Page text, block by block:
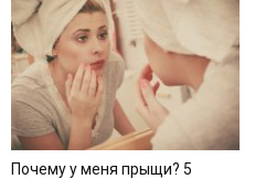
Почему у меня прыщи? 5